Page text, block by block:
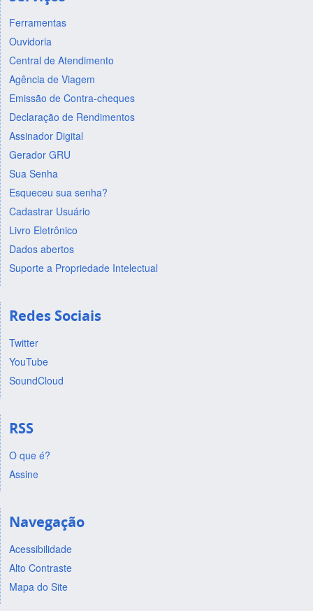
Ferramentas
Ouvidoria
Central de Atendimento
Agência de Viagem
Emissão de Contra-cheques
Declaração de Rendimentos
Assinador Digital
Gerador GRU
Sua Senha
Esqueceu sua senha?
Cadastrar Usuário
Livro Eletrônico
Dados abertos
Suporte a Propriedade Intelectual
Redes Sociais
Twitter
YouTube
SoundCloud
RSS
O que é?
Assine
Navegação
Acessibilidade
Alto Contraste
Mapa do Site